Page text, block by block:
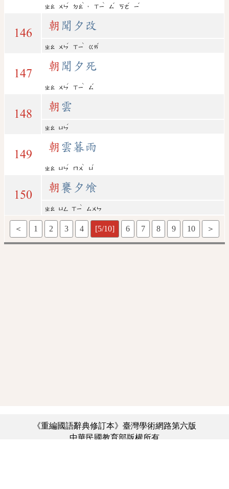
ㄓㄠ ㄨㄣ
ˊ
ㄉㄠ
ˋ
， ㄒㄧ
ˋ
ㄙ
ˇ
ㄎㄜ
ˇ
ㄧ
ˇ
146
朝 聞夕改
ㄓㄠ ㄨㄣ
ˊ
ㄒㄧ
ˋ
ㄍㄞ
ˇ
147
朝 聞夕死
ㄓㄠ ㄨㄣ
ˊ
ㄒㄧ
ˋ
ㄙ
ˇ
148
朝 雲
ㄓㄠ ㄩㄣ
ˊ
149
朝 雲暮雨
ㄓㄠ ㄩㄣ
ˊ
ㄇㄨ
ˋ
ㄩ
ˇ
150
朝 饔夕飧
ㄓㄠ ㄩㄥ ㄒㄧ
ˋ
ㄙㄨㄣ
＜ 1 2 3 4 [5/10] 6 7 8 9 10 ＞
《重編國語辭典修訂本》臺灣學術網路第六版
中華民國教育部版權所有